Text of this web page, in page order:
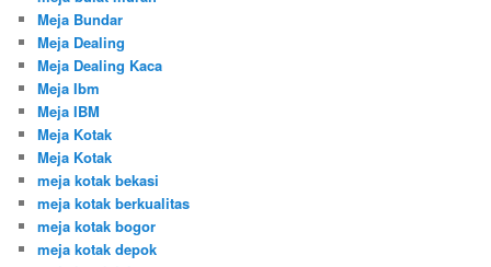
Meja Bundar
Meja Dealing
Meja Dealing Kaca
Meja Ibm
Meja IBM
Meja Kotak
Meja Kotak
meja kotak bekasi
meja kotak berkualitas
meja kotak bogor
meja kotak depok